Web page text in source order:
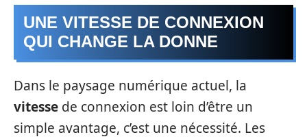
UNE VITESSE DE CONNEXION
QUI CHANGE LA DONNE
Dans le paysage numérique actuel, la
vitesse de connexion est loin d’être un
simple avantage, c’est une nécessité. Les